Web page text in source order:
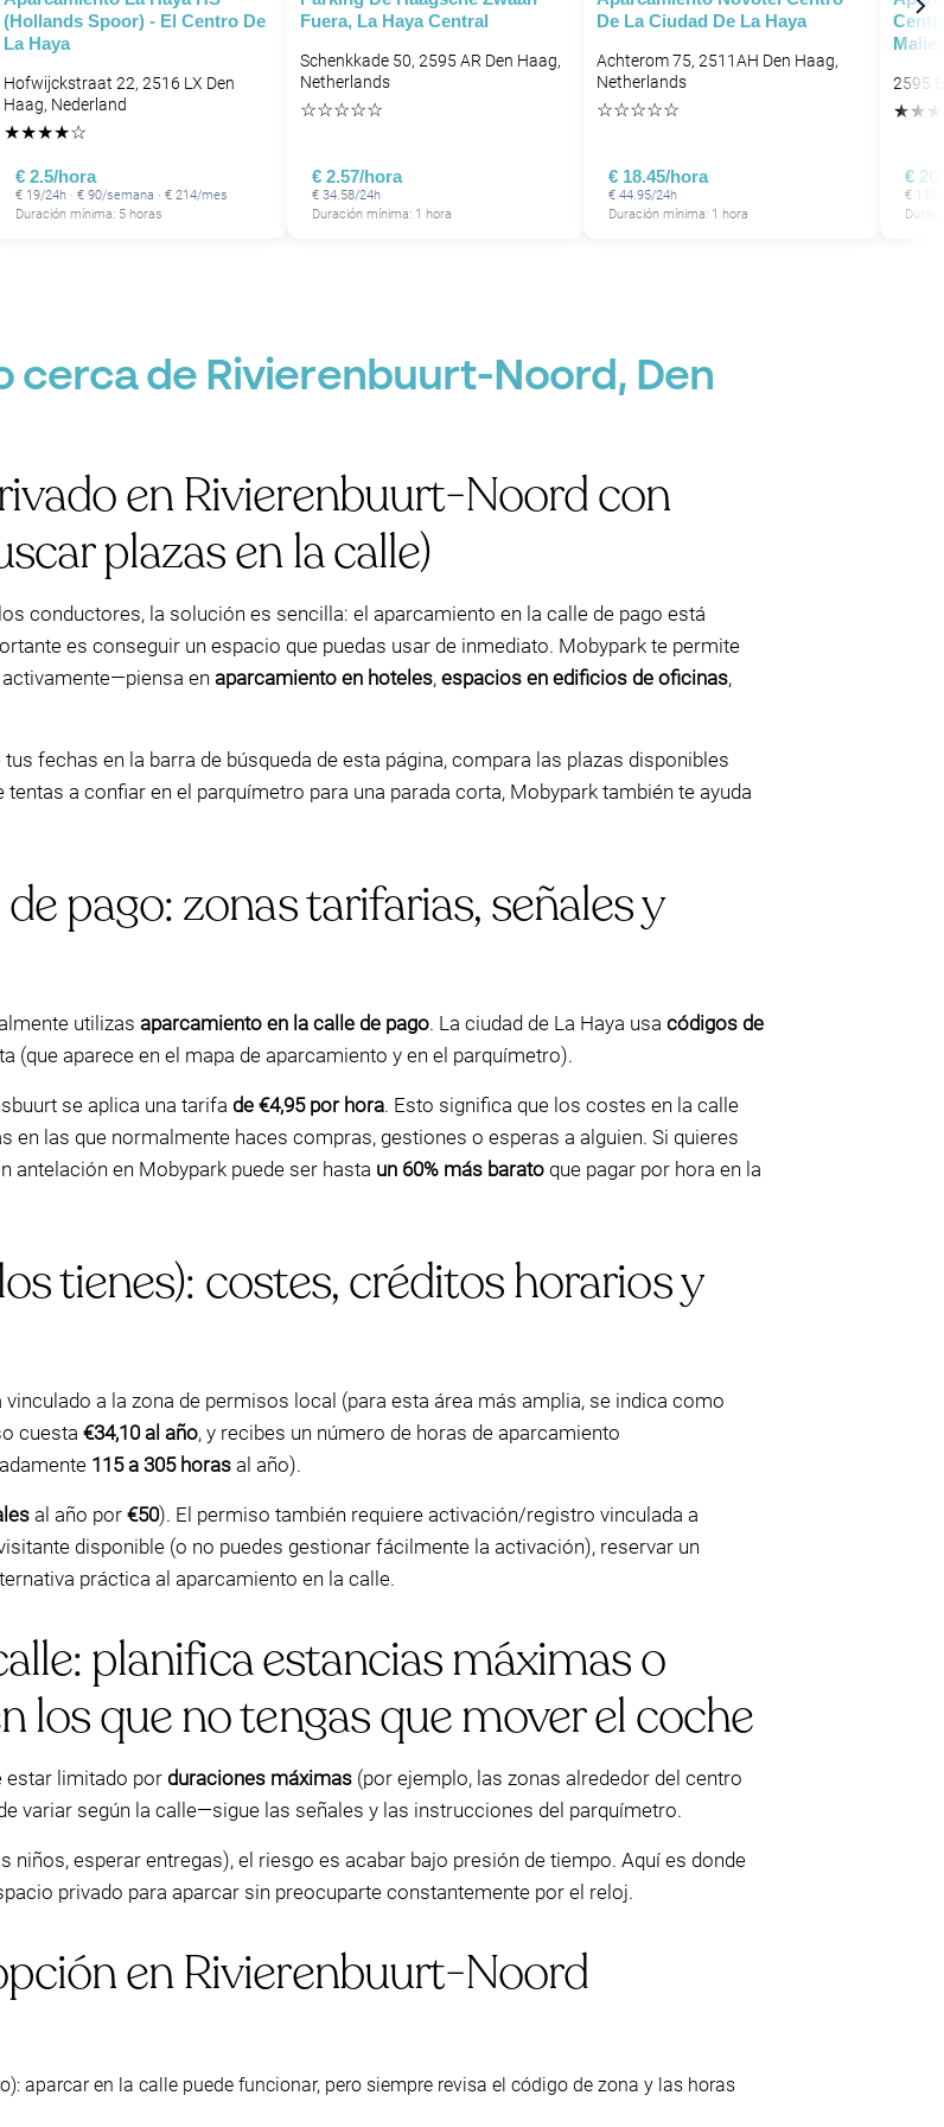
P
(Hollands Spoor) - El Centro De
La Haya
Hofwijckstraat 22, 2516 LX Den
Haag, Nederland
★★★★☆
€ 2.5/hora
€ 19/24h · € 90/semana · € 214/mes
Duración mínima: 5 horas
Fuera, La Haya Central
Schenkkade 50, 2595 AR Den Haag,
Netherlands
☆☆☆☆☆
€ 2.57/hora
€ 34.58/24h
Duración mínima: 1 hora
De La Ciudad De La Haya
Achterom 75, 2511AH Den Haag,
Netherlands
☆☆☆☆☆
€ 18.45/hora
€ 44.95/24h
Duración mínima: 1 hora
2595
★★ ★
€
€ 130/
cerca de Rivierenbuurt-Noord, Den
en Rivierenbuurt-Noord con
plazas en la calle)
conductores, la solución es sencilla: el aparcamiento en la calle de pago está
es conseguir un espacio que puedas usar de inmediato. Mobypark te permite
en aparcamiento en hoteles, espacios en edificios de oficinas,
fechas en la barra de búsqueda de esta página, compara las plazas disponibles
a confiar en el parquímetro para una parada corta, Mobypark también te ayuda
pago: zonas tarifarias, señales y
utilizas aparcamiento en la calle de pago. La ciudad de La Haya usa códigos de
(que aparece en el mapa de aparcamiento y en el parquímetro).
se aplica una tarifa de €4,95 por hora. Esto significa que los costes en la calle
las que normalmente haces compras, gestiones o esperas a alguien. Si quieres
antelación en Mobypark puede ser hasta un 60% más barato que pagar por hora en la
tienes): costes, créditos horarios y
vinculado a la zona de permisos local (para esta área más amplia, se indica como
cuesta €34,10 al año, y recibes un número de horas de aparcamiento
115 a 305 horas al año).
al año por €50). El permiso también requiere activación/registro vinculada a
disponible (o no puedes gestionar fácilmente la activación), reservar un
práctica al aparcamiento en la calle.
planifica estancias máximas o
los que no tengas que mover el coche
estar limitado por duraciones máximas (por ejemplo, las zonas alrededor del centro
variar según la calle—sigue las señales y las instrucciones del parquímetro.
esperar entregas), el riesgo es acabar bajo presión de tiempo. Aquí es donde
privado para aparcar sin preocuparte constantemente por el reloj.
en Rivierenbuurt-Noord
aparcar en la calle puede funcionar, pero siempre revisa el código de zona y las horas